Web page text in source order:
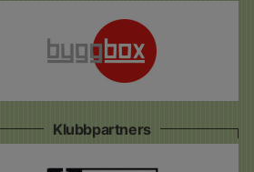
Klubbpartners